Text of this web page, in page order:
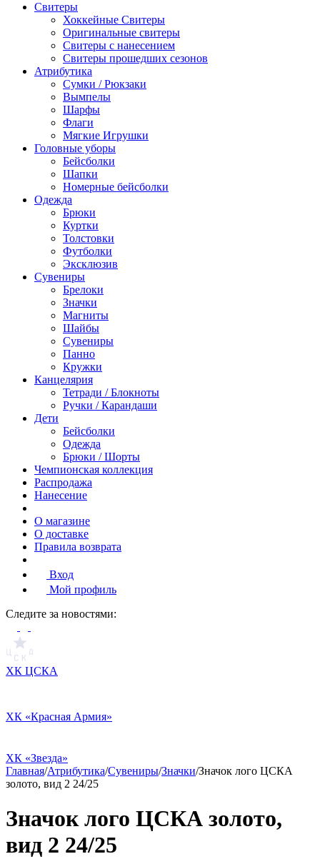
Свитеры
Хоккейные Свитеры
Оригинальные свитеры
Свитеры с нанесением
Свитеры прошедших сезонов
Атрибутика
Сумки / Рюкзаки
Вымпелы
Шарфы
Флаги
Мягкие Игрушки
Головные уборы
Бейсболки
Шапки
Номерные бейсболки
Одежда
Брюки
Куртки
Толстовки
Футболки
Эксклюзив
Сувениры
Брелоки
Значки
Магниты
Шайбы
Сувениры
Панно
Кружки
Канцелярия
Тетради / Блокноты
Ручки / Карандаши
Дети
Бейсболки
Одежда
Брюки / Шорты
Чемпионская коллекция
Распродажа
Нанесение
О магазине
О доставке
Правила возврата
Вход
Мой профиль
Cледите за новостями:
ХК ЦСКА
ХК «Красная Армия»
ХК «Звезда»
Главная/Атрибутика/Сувениры/Значки/Значок лого ЦСКА
золото, вид 2 24/25
Значок лого ЦСКА золото,
вид 2 24/25